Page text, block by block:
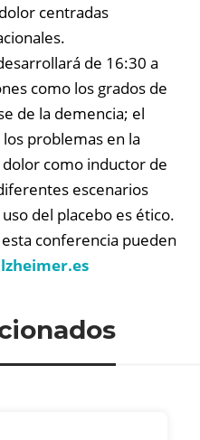
centradas
de 16:30 a
como los grados de
de la demencia; el
problemas en la
como inductor de
escenarios
del placebo es ético.
conferencia pueden